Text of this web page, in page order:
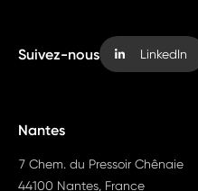
Suivez-nous LinkedIn
Nantes
7 Chem. du Pressoir Chênaie
44100 Nantes, France